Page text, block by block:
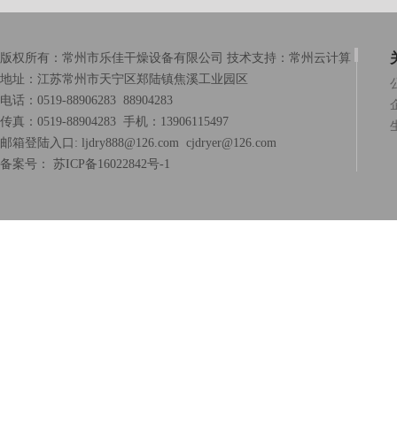
版权所有：常州市乐佳干燥设备有限公司 技术支持： 常州云计算
地址：江苏常州市天宁区郑陆镇焦溪工业园区
电话：0519-88906283 88904283
传真：0519-88904283 手机：13906115497
邮箱登陆入口: ljdry888@126.com cjdryer@126.com
备案号： 苏ICP备16022842号-1